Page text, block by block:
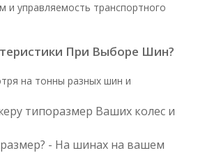
управляемость транспортного
При Выборе Шин?
на тонны разных шин и
типоразмер Ваших колес и
- На шинах на вашем